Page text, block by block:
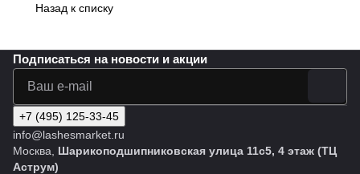
Назад к списку
Подписаться на новости и акции
+7 (495) 125-33-45
info@lashesmarket.ru
Москва, Шарикоподшипниковская улица 11с5, 4 этаж (ТЦ
Аструм)